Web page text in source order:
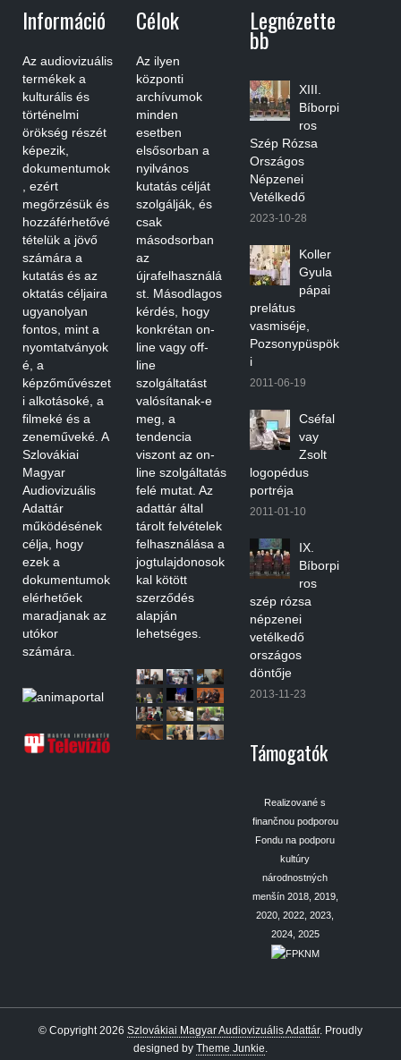
Információ
Az audiovizuális
termékek a
kulturális és
történelmi
örökség részét
képezik,
dokumentumok
, ezért
megőrzésük és
hozzáférhetővé
tételük a jövő
számára a
kutatás és az
oktatás céljaira
ugyanolyan
fontos, mint a
nyomtatványok
é, a
képzőművészet
i alkotásoké, a
filmeké és a
zeneműveké. A
Szlovákiai
Magyar
Audiovizuális
Adattár
működésének
célja, hogy
ezek a
dokumentumok
elérhetőek
maradjanak az
utókor
számára.
Célok
Az ilyen
központi
archívumok
minden
esetben
elsősorban a
nyilvános
kutatás célját
szolgálják, és
csak
másodsorban
az
újrafelhasználá
st. Másodlagos
kérdés, hogy
konkrétan on-
line vagy off-
line
szolgáltatást
valósítanak-e
meg, a
tendencia
viszont az on-
line szolgáltatás
felé mutat. Az
adattár által
tárolt felvételek
felhasználása a
jogtulajdonosok
kal kötött
szerződés
alapján
lehetséges.
Legnézette
Bb
XIII.
Bíborpi
ros
Szép Rózsa
Országos
Népzenei
Vetélkedő
2023-10-28
Koller
Gyula
pápai
prelátus
vasmiséje,
Pozsonypüspök
i
2011-06-19
Cséfal
vay
Zsolt
logopédus
portréja
2011-01-10
IX.
Bíborpi
ros
szép rózsa
népzenei
vetélkedő
országos
döntője
2013-11-23
Támogatók
Realizované s
finančnou podporou
Fondu na podporu
kultúry
národnostných
menšín 2018, 2019,
2020, 2022, 2023,
2024, 2025
© Copyright 2026 Szlovákiai Magyar Audiovizuális Adattár. Proudly
designed by Theme Junkie.